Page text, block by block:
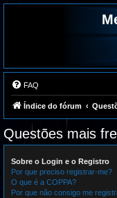
FAQ
Índice do fórum
Questões mais
Sobre o Login e o Registro
Por que preciso registrar-me?
O que é a COPPA?
Por que não consigo me